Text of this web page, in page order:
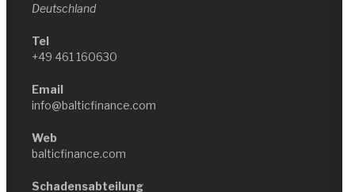
Deutschland
Tel
+49 461 160630
Email
info@balticfinance.com
Web
balticfinance.com
Schadensabteilung